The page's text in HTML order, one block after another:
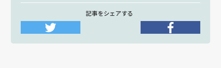
記事をシェアする